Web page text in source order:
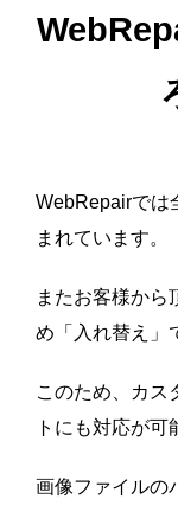
WebRepairでは
まれています。
またお客様から
め「入れ替え」
このため、カス
トにも対応が可
画像ファイルの